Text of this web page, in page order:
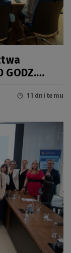
GODZ.
11 dni temu